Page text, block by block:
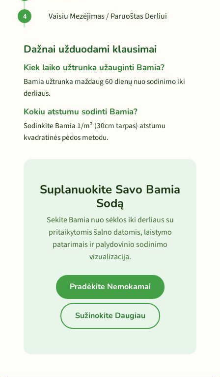
Vaisiu Mezėjimas / Paruoštas Derliui
Dažnai užduodami klausimai
Kiek laiko užtrunka užauginti Bamia?
Bamia užtrunka maždaug 60 dienų nuo sodinimo iki
derliaus.
Kokiu atstumu sodinti Bamia?
Sodinkite Bamia 1/m² (30cm tarpas) atstumu
kvadratinės pėdos metodu.
Suplanuokite Savo Bamia
Sodą
Sekite Bamia nuo sėklos iki derliaus su
pritaikytomis šalno datomis, laistymo
patarimais ir palydovinio sodinimo
vizualizacija.
Pradėkite Nemokamai
Sužinokite Daugiau